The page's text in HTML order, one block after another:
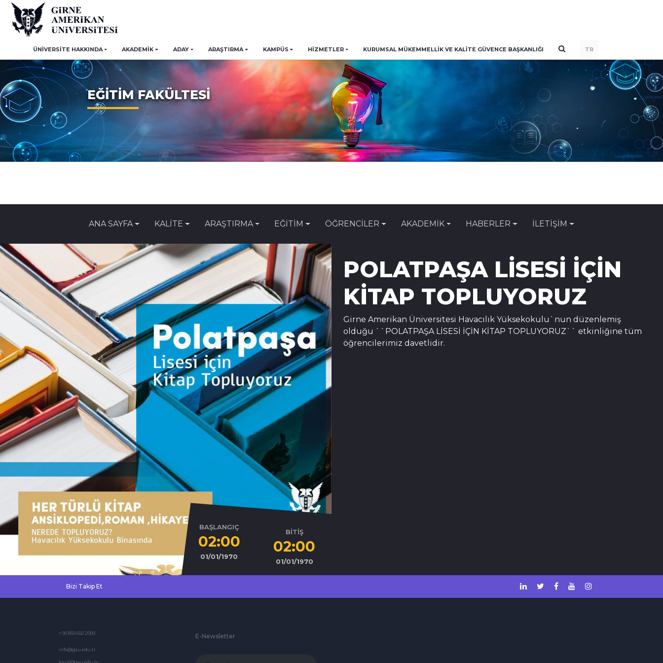
ÜNİVERSİTE HAKKINDA AKADEMİK ADAY ARAŞTIRMA KAMPÜS HİZMETLER KURUMSAL MÜKEMMELLIK VE KALITE GÜVENCE BAŞKANLIĞI TR
EĞİTİM FAKÜLTESİ
ANA SAYFA KALİTE ARAŞTIRMA EĞİTİM ÖĞRENCİLER AKADEMİK HABERLER İLETİŞİM
BAŞLANGIÇ
02:00
01/01/1970
BİTİŞ
02:00
01/01/1970
POLATPAŞA LİSESİ İÇİN
KİTAP TOPLUYORUZ
Girne Amerikan Üniversitesi Havacılık Yüksekokulu`nun düzenlemiş
olduğu ``POLATPAŞA LİSESİ İÇİN KİTAP TOPLUYORUZ`` etkinliğine tüm
öğrencilerimiz davetlidir.
Bizi Takip Et
+ 90 850 650 2000
info@gau.edu.tr
kayit@gau.edu.tr
E-Newsletter